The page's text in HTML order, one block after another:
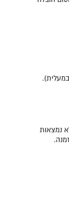
למיטות שלא נמצאות